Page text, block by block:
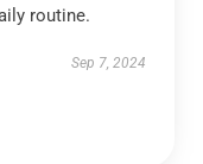
routine.
Sep 7, 2024